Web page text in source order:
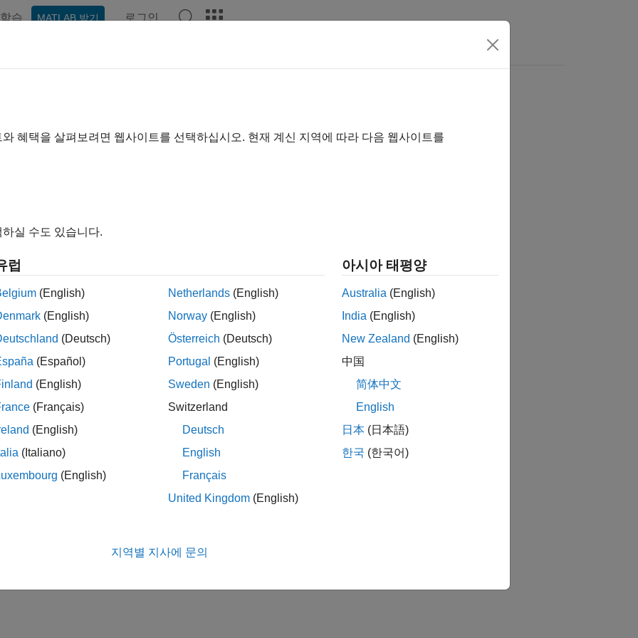
학습 MATLAB 받기 로그인
혜택을 살펴보려면 웹사이트를 선택하십시오. 현재 계신 지역에 따라 다음 웹사이트를
실 수도 있습니다.
럽
(English)
(English)
(Deutsch)
(Español)
(English)
(Français)
(English)
(Italiano)
(English)
Netherlands (English)
Norway (English)
Österreich (Deutsch)
Portugal (English)
Sweden (English)
Switzerland
Deutsch
English
Français
United Kingdom (English)
아시아 태평양
Australia (English)
India (English)
New Zealand (English)
中国
简体中文
English
日本 (日本語)
한국 (한국어)
지역별 지사에 문의